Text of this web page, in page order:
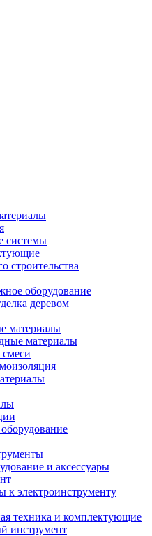
системы
строительства
оборудование
деревом
материалы
материалы
и аксессуары
к электроинструменту
техника и комплектующие
инструмент